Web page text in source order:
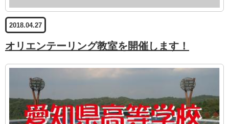
2018.04.27
オリエンテーリング教室を開催します！